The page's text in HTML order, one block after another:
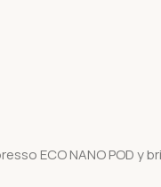
ECO NANO POD y